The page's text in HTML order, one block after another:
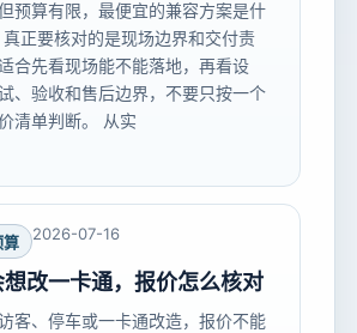
预算有限，最便宜的兼容方案是什
真正要核对的是现场边界和交付责
合先看现场能不能落地，再看设
、验收和售后边界，不要只按一个
清单判断。 从实
算 2026-07-16
改一卡通，报价怎么核对
客、停车或一卡通改造，报价不能